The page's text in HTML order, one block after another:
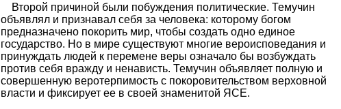
Второй причиной были побуждения политические. Темучин
объявлял и признавал себя за человека: которому богом
предназначено покорить мир, чтобы создать одно единое
государство. Но в мире существуют многие вероисповедания и
принуждать людей к перемене веры означало бы возбуждать
против себя вражду и ненависть. Темучин объявляет полную и
совершенную веротерпимость с покоровительством верховной
власти и фиксирует ее в своей знаменитой ЯСЕ.